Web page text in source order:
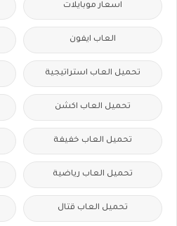
اسعار موبايلات
العاب ايفون
تحميل العاب استراتيجية
تحميل العاب اكشن
تحميل العاب خفيفة
تحميل العاب رياضية
تحميل العاب قتال